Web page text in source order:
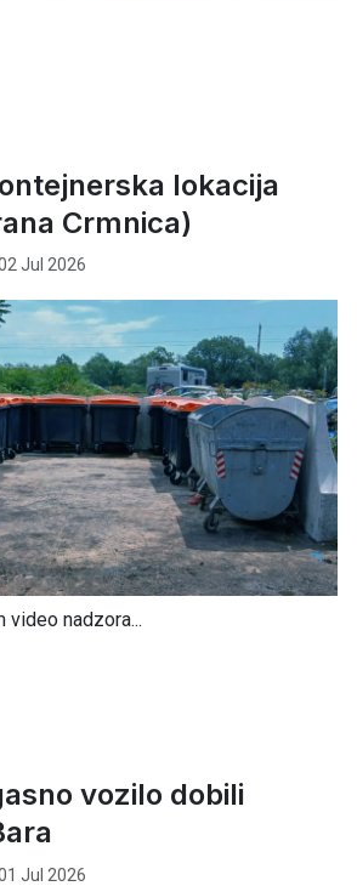
lokacija
Crmnica)
Jul 2026
video nadzora...
vozilo dobili
Jul 2026